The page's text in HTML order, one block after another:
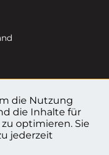
die Nutzung
die Inhalte für
optimieren. Sie
jederzeit